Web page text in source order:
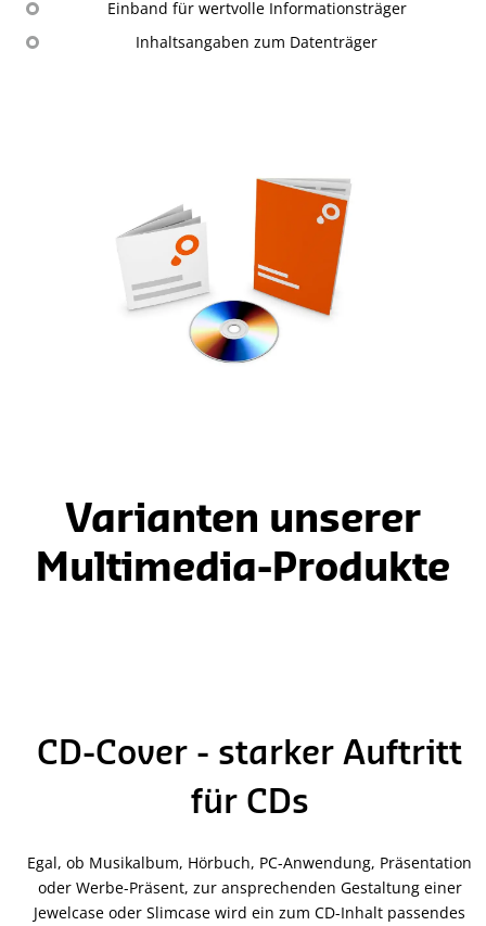
Einband für wertvolle Informationsträger
Inhaltsangaben zum Datenträger
Varianten unserer
Multimedia-Produkte
CD-Cover - starker Auftritt
für CDs
Egal, ob Musikalbum, Hörbuch, PC-Anwendung, Präsentation
oder Werbe-Präsent, zur ansprechenden Gestaltung einer
Jewelcase oder Slimcase wird ein zum CD-Inhalt passendes